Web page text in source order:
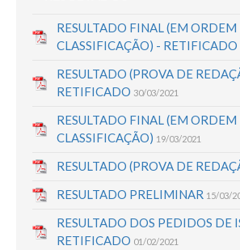
RESULTADO FINAL (EM ORDEM
CLASSIFICAÇÃO) - RETIFICADO
RESULTADO (PROVA DE
RETIFICADO 30/03/2021
RESULTADO FINAL (EM ORDEM
CLASSIFICAÇÃO) 19/03/2021
RESULTADO (PROVA DE
RESULTADO PRELIMINAR 15/03/
RESULTADO DOS PEDIDOS DE
RETIFICADO 01/02/2021